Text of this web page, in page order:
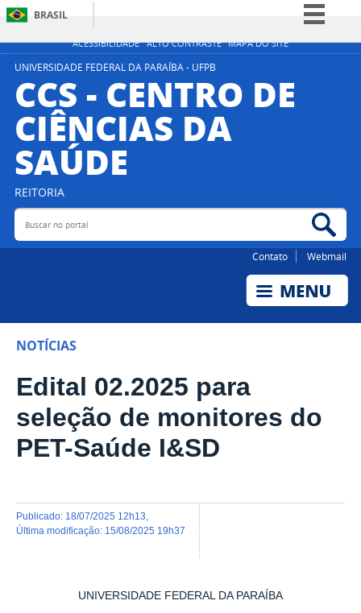
ACESSIBILIDADE ALTO CONTRASTE MAPA DO SITE
BRASIL
Simplifique!
Participe
Acesso à informação
Legislação
UNIVERSIDADE FEDERAL DA PARAÍBA - UFPB
CCS - CENTRO DE
CIÊNCIAS DA
SAÚDE
REITORIA
Buscar no portal
Contato Webmail
NOTÍCIAS
Edital 02.2025 para
seleção de monitores do
PET-Saúde I&SD
publicado: 18/07/2025 12h13
última modificação: 15/08/2025 19h37
UNIVERSIDADE FEDERAL DA PARAÍBA